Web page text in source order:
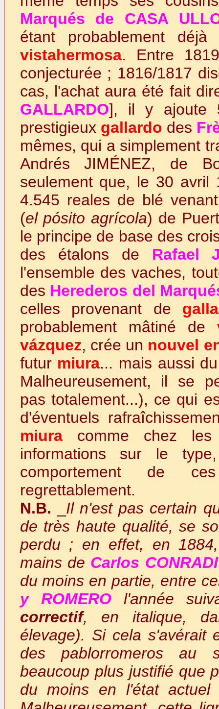
Marqués de CASA
étant probablement
vistahermosa. Entre
conjecturée ; 1816/1817
cas, l'achat aura été fait
GALLARDO], il y ajoute
prestigieux gallardo des
mêmes, qui a simplement
Andrés JIMÉNEZ, de
seulement que, le 30 avril
4.545 reales de blé
(el pósito agrícola) de
le principe de base des
des étalons de Rafael
l'ensemble des vaches,
des Herederos del
celles provenant de
probablement mâtiné de
vázquez, crée un nouvel
futur miura... mais aussi
Malheureusement, il se
pas totalement...), ce qui
d'éventuels
miuracomme chez
informations sur le
comportement de
regrettablement.
N.B.
Il n'est pas certain
de très haute qualité, se
perdu ; en effet, en
mains de Carlos
du moins en partie, entre
y ROMEROl'année
correctif, en italique,
élevage). Si cela s'avérait
des pablorromeros au
beaucoup plus justifié que
du moins en l'état actuel